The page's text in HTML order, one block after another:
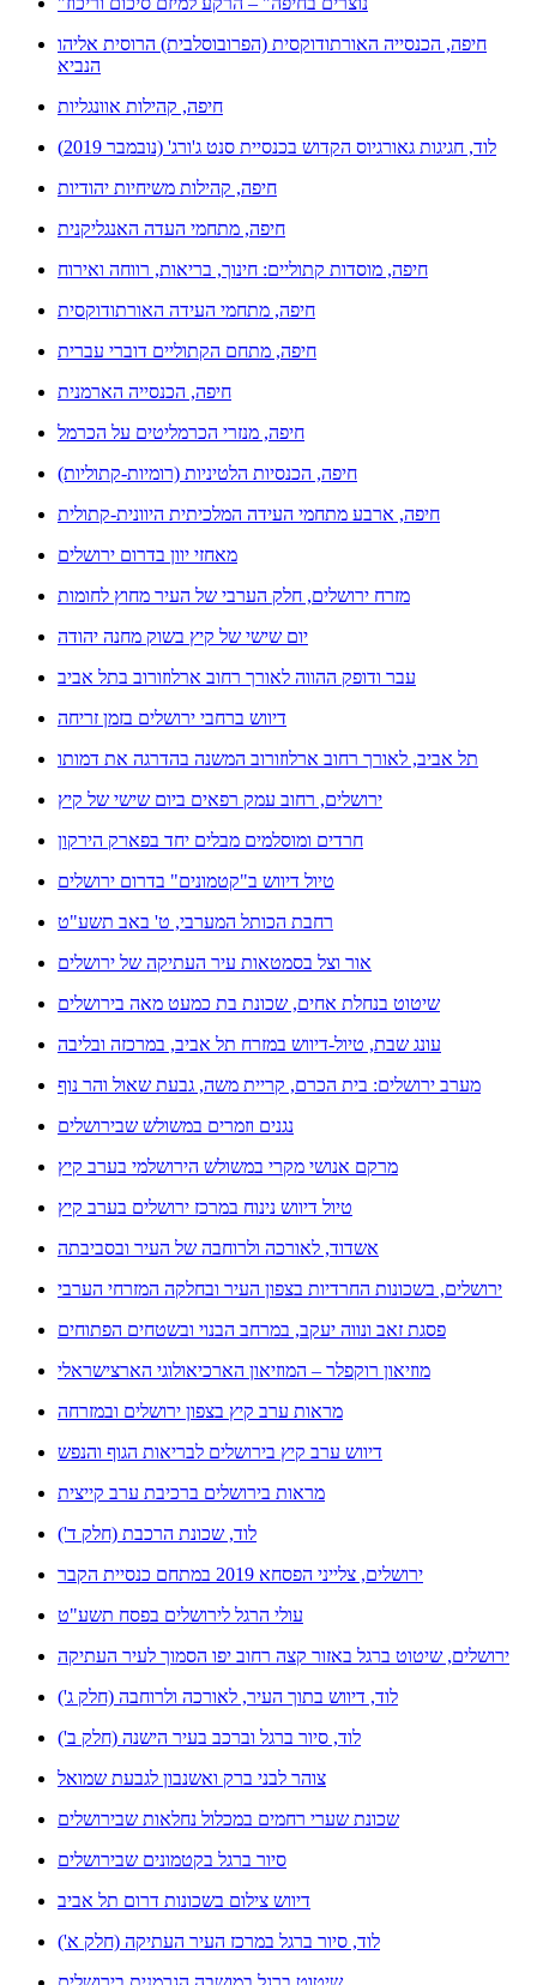
חיפה, הכנסייה האורתודוקסית (הפרובוסלבית) הרוסית אליהו
הנביא
חיפה, קהילות אוונגליות
לוד, חגיגות גאורגיוס הקדוש בכנסיית סנט ג'ורג' (נובמבר 2019)
חיפה, קהילות משיחיות יהודיות
חיפה, מתחמי העדה האנגליקנית
חיפה, מוסדות קתוליים: חינוך, בריאות, רווחה ואירוח
חיפה, מתחמי העידה האורתודוקסית
חיפה, מתחם הקתוליים דוברי עברית
חיפה, הכנסייה הארמנית
חיפה, מנזרי הכרמליטים על הכרמל
חיפה, הכנסיות הלטיניות (רומיות-קתוליות)
חיפה, ארבע מתחמי העידה המלכיתית היוונית-קתולית
מאחזי יוון בדרום ירושלים
מזרח ירושלים, חלק הערבי של העיר מחוץ לחומות
יום שישי של קיץ בשוק מחנה יהודה
עבר ודופק ההווה לאורך רחוב ארלוזורוב בתל אביב
דיווש ברחבי ירושלים בזמן זריחה
תל אביב, לאורך רחוב ארלוזורוב המשנה בהדרגה את דמותו
ירושלים, רחוב עמק רפאים ביום שישי של קיץ
חרדים ומוסלמים מבלים יחד בפארק הירקון
טיול דיווש ב"קטמונים" בדרום ירושלים
רחבת הכותל המערבי, ט' באב תשע"ט
אור וצל בסמטאות עיר העתיקה של ירושלים
שיטוט בנחלת אחים, שכונת בת כמעט מאה בירושלים
עונג שבת, טיול-דיווש במזרח תל אביב, במרכזה ובליבה
מערב ירושלים: בית הכרם, קריית משה, גבעת שאול והר נוף
נגנים וזמרים במשולש שבירושלים
מרקם אנושי מקרי במשולש הירושלמי בערב קיץ
טיול דיווש נינוח במרכז ירושלים בערב קיץ
אשדוד, לאורכה ולרוחבה של העיר ובסביבתה
ירושלים, בשכונות החרדיות בצפון העיר ובחלקה המזרחי הערבי
פסגת זאב ונווה יעקב, במרחב הבנוי ובשטחים הפתוחים
מוזיאון רוקפלר – המוזיאון הארכיאולוגי הארצישראלי
מראות ערב קיץ בצפון ירושלים ובמזרחה
דיווש ערב קיץ בירושלים לבריאות הגוף והנפש
מראות בירושלים ברכיבת ערב קייצית
לוד, שכונת הרכבת (חלק ד')
ירושלים, צלייני הפסחא 2019 במתחם כנסיית הקבר
עולי הרגל לירושלים בפסח תשע"ט
ירושלים, שיטוט ברגל באזור קצה רחוב יפו הסמוך לעיר העתיקה
לוד, דיווש בתוך העיר, לאורכה ולרוחבה (חלק ג')
לוד, סיור ברגל וברכב בעיר הישנה (חלק ב')
צוהר לבני ברק ואשנבון לגבעת שמואל
שכונת שערי רחמים במכלול נחלאות שבירושלים
סיור ברגל בקטמונים שבירושלים
דיווש צילום בשכונות דרום תל אביב
לוד, סיור ברגל במרכז העיר העתיקה (חלק א')